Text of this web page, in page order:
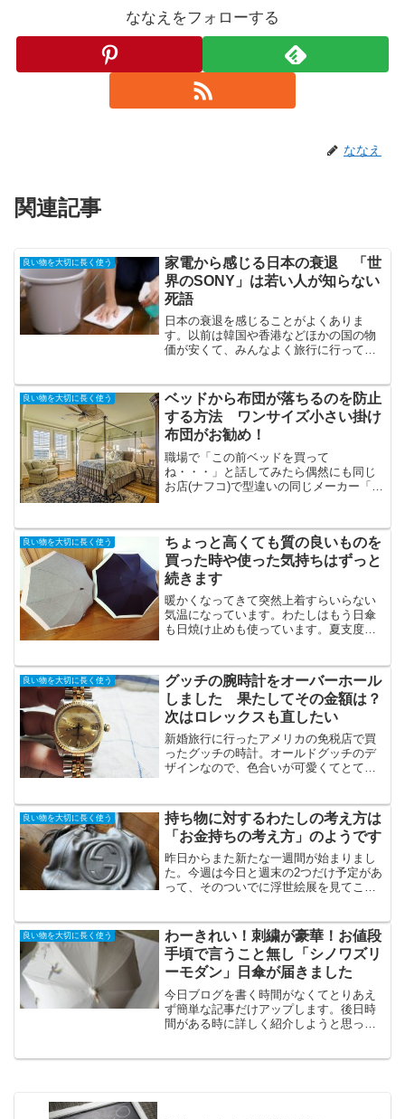
ななえをフォローする
ななえ
関連記事
良い物を大切に長く使う
家電から感じる日本の衰退 「世
界のSONY」は若い人が知らない
死語
日本の衰退を感じることがよくありま
す。以前は韓国や香港などほかの国の物
価が安くて、みんなよく旅行に行ってま
そんなにバンバン海外に行けるかって言
えばそんなことはありません...
良い物を大切に長く使う
ベッドから布団が落ちるのを防止
する方法 ワンサイズ小さい掛け
布団がお勧め！
職場で「この前ベッドを買って
ね・・・」と話してみたら偶然にも同じ
お店(ナフコ)で型違いの同じメーカー「シ
寝心地などでひとしきり話が盛り上がっ
た後で、そのパートさんがこう...
良い物を大切に長く使う
ちょっと高くても質の良いものを
買った時や使った気持ちはずっと
続きます
暖かくなってきて突然上着すらいらない
気温になっています。わたしはもう日傘
も日焼け止めも使っています。夏支度に
買うオススメ紫外線対策3つ皮膚科で売っ
てる日焼け止めを楽天で...
良い物を大切に長く使う
グッチの腕時計をオーバーホール
しました 果たしてその金額は？
次はロレックスも直したい
新婚旅行に行ったアメリカの免税店で買
ったグッチの時計。オールドグッチのデ
ザインなので、色合いが可愛くてとても
屋さんに持ち込むと電池じゃなくて故障
だからオーバーホールが...
良い物を大切に長く使う
持ち物に対するわたしの考え方は
「お金持ちの考え方」のようです
昨日からまた新たな一週間が始まりまし
た。今週は今日と週末の2つだけ予定があ
って、そのついでに浮世絵展を見てこよ
が、もう今はそういうことは楽しいと思
わなくなりました。美術...
良い物を大切に長く使う
わーきれい！刺繍が豪華！お値段
手頃で言うこと無し「シノワズリ
ーモダン」日傘が届きました
今日ブログを書く時間がなくてとりあえ
ず簡単な記事だけアップします。後日時
間がある時に詳しく紹介しようと思って